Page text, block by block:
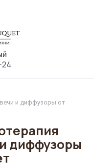
и диффузоры от
диффузоры